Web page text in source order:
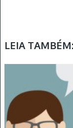
LEIA TAMBÉM: